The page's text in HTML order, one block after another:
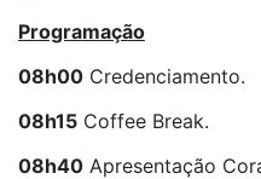
Programação
08h00 Credenciamento.
08h15 Coffee Break.
08h40 Apresentação